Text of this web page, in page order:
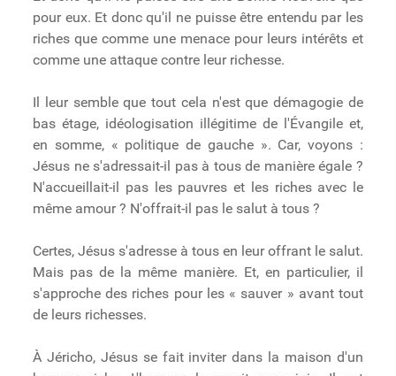
pour eux. Et donc qu'il ne puisse être entendu par les
riches que comme une menace pour leurs intérêts et
comme une attaque contre leur richesse.
Il leur semble que tout cela n'est que démagogie de
bas étage, idéologisation illégitime de l'Évangile et,
en somme, « politique de gauche ». Car, voyons :
Jésus ne s'adressait-il pas à tous de manière égale ?
N'accueillait-il pas les pauvres et les riches avec le
même amour ? N'offrait-il pas le salut à tous ?
Certes, Jésus s'adresse à tous en leur offrant le salut.
Mais pas de la même manière. Et, en particulier, il
s'approche des riches pour les « sauver » avant tout
de leurs richesses.
À Jéricho, Jésus se fait inviter dans la maison d'un